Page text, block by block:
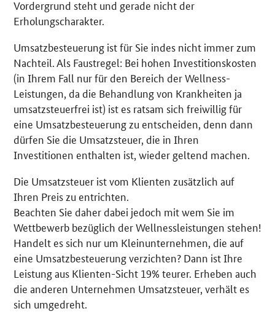
Vordergrund steht und gerade nicht der
Erholungscharakter.
Umsatzbesteuerung ist für Sie indes nicht immer zum
Nachteil. Als Faustregel: Bei hohen Investitionskosten
(in Ihrem Fall nur für den Bereich der Wellness-
Leistungen, da die Behandlung von Krankheiten ja
umsatzsteuerfrei ist) ist es ratsam sich freiwillig für
eine Umsatzbesteuerung zu entscheiden, denn dann
dürfen Sie die Umsatzsteuer, die in Ihren
Investitionen enthalten ist, wieder geltend machen.
Die Umsatzsteuer ist vom Klienten zusätzlich auf
Ihren Preis zu entrichten.
Beachten Sie daher dabei jedoch mit wem Sie im
Wettbewerb bezüglich der Wellnessleistungen stehen!
Handelt es sich nur um Kleinunternehmen, die auf
eine Umsatzbesteuerung verzichten? Dann ist Ihre
Leistung aus Klienten-Sicht 19% teurer. Erheben auch
die anderen Unternehmen Umsatzsteuer, verhält es
sich umgedreht.